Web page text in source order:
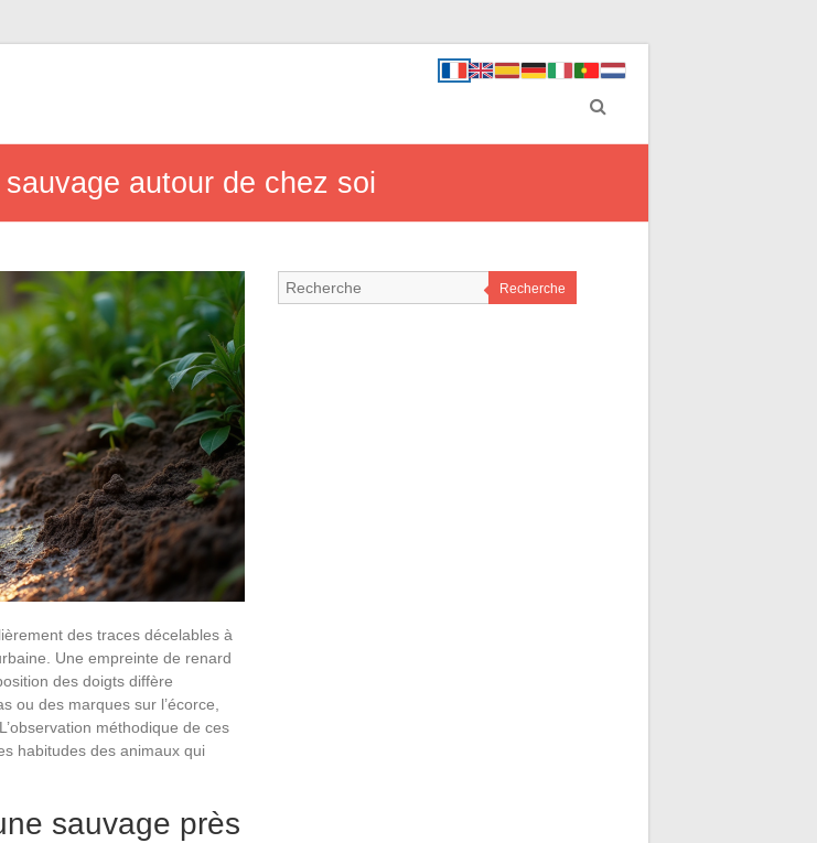
autour de chez soi
des traces décelables à
Une empreinte de renard
des doigts diffère
ou des marques sur l’écorce,
méthodique de ces
habitudes des animaux qui
sauvage près
Recherche